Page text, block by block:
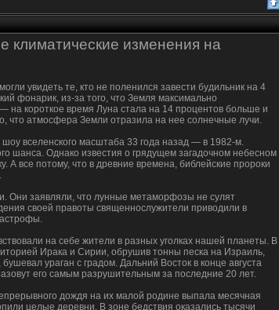
климатические изменения на
увидеть те, кто не поленился завести будильник на 4
фонарик, из-за того, что Земля максимально
на короткое время Луна стала на 14 процентов больше и
что атмосфера Земли отразила на нее солнечные лучи.
вселенского масштаба 33 года назад — в 1982-м.
шанса. Однако известия о грядущем загадочном небесном
А все потому, что в древние времена, библейские пророки
Они заявляли, что лунные метаморфозы не сулят
своей правоты священнослужители приводили в
на себе жители в разных уголках нашей планеты. В
Ирака и Сирии, обрушив тонны песка на Израиль,
ураган с градом. Дальний Восток в конце августа
его самым разрушительным за последние 20 лет.
дождя на их малой родине выпала месячная
целые деревни. В зоне бедствия оказались тысячи